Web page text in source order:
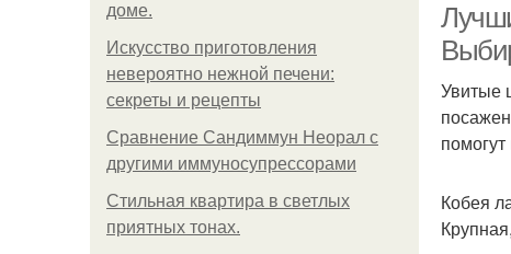
доме.
Искусство приготовления
невероятно нежной печени:
секреты и рецепты
Сравнение Сандиммун Неорал с
другими иммуносупрессорами
Стильная квартира в светлых
приятных тонах.
Увитые
Кобея